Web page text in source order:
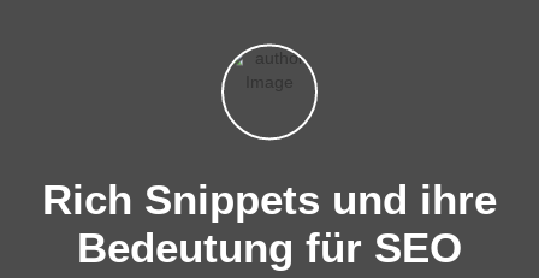
Rich Snippets und ihre
Bedeutung für SEO